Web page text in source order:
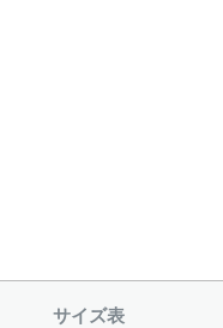
サイズ表